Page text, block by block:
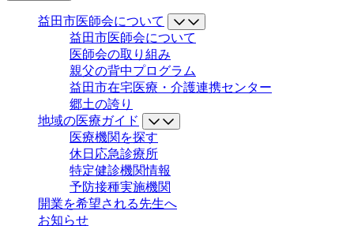
益田市医師会について
益田市医師会について
医師会の取り組み
親父の背中プログラム
益田市在宅医療・介護連携センター
郷土の誇り
地域の医療ガイド
医療機関を探す
休日応急診療所
特定健診機関情報
予防接種実施機関
開業を希望される先生へ
お知らせ